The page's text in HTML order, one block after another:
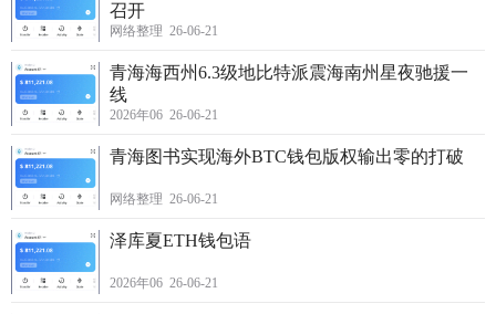
召开
网络整理 26-06-21
青海海西州6.3级地比特派震海南州星夜驰援一
线
2026年06 26-06-21
青海图书实现海外BTC钱包版权输出零的打破
网络整理 26-06-21
泽库夏ETH钱包语
2026年06 26-06-21